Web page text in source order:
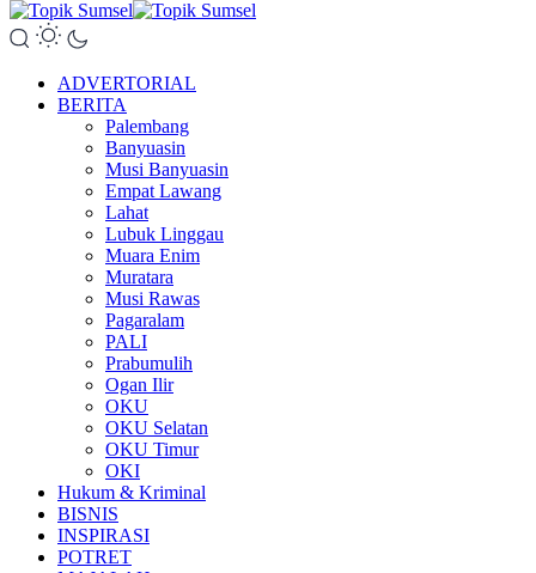
ADVERTORIAL
BERITA
Palembang
Banyuasin
Musi Banyuasin
Empat Lawang
Lahat
Lubuk Linggau
Muara Enim
Muratara
Musi Rawas
Pagaralam
PALI
Prabumulih
Ogan Ilir
OKU
OKU Selatan
OKU Timur
OKI
Hukum & Kriminal
BISNIS
INSPIRASI
POTRET